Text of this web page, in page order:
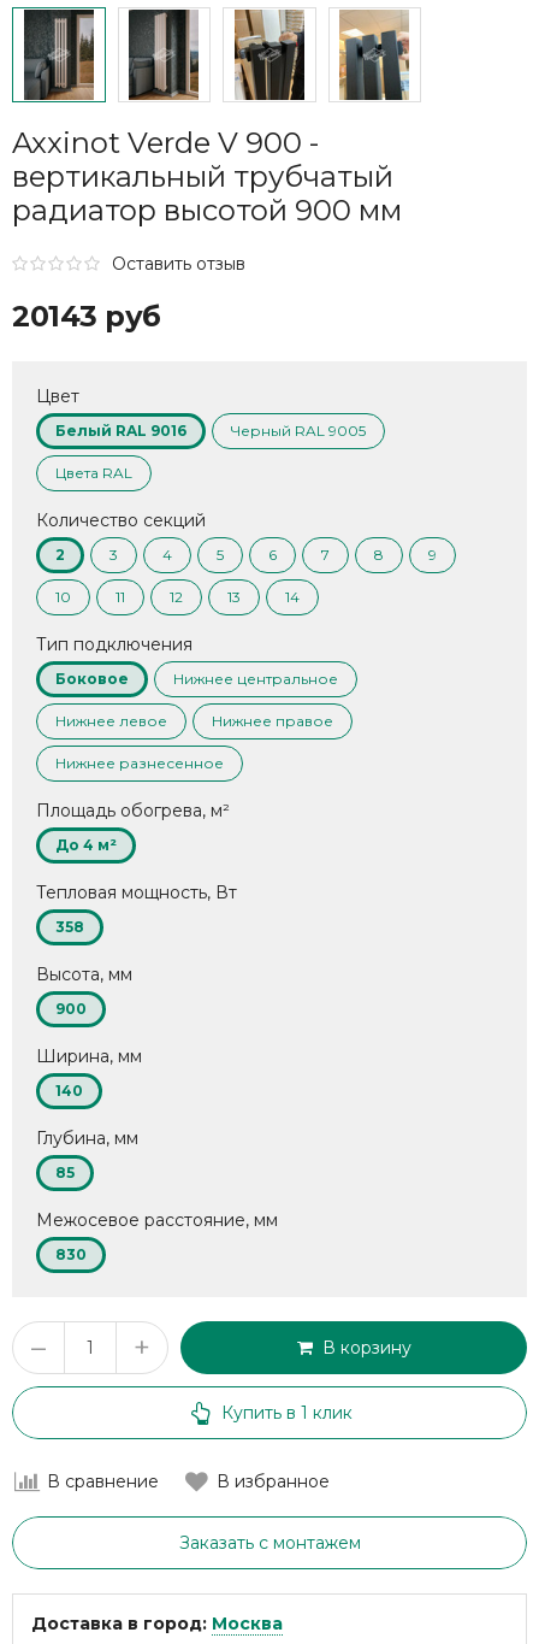
Axxinot Verde V 900 -
вертикальный трубчатый
радиатор высотой 900 мм
Оставить отзыв
20143 руб
Цвет
Белый RAL 9016 Черный RAL 9005
Цвета RAL
Количество секций
2 3 4 5 6 7 8 9
10 11 12 13 14
Тип подключения
Боковое Нижнее центральное
Нижнее левое Нижнее правое
Нижнее разнесенное
Площадь обогрева, м²
До 4 м²
Тепловая мощность, Вт
358
Высота, мм
900
Ширина, мм
140
Глубина, мм
85
Межосевое расстояние, мм
830
– + В корзину
Купить в 1 клик
В сравнение В избранное
Заказать с монтажем
Доставка в город: Москва